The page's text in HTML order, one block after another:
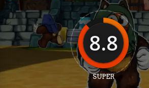
8.8
SUPER